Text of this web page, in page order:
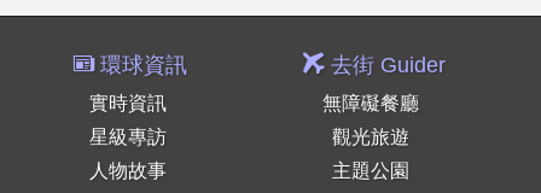
環球資訊
實時資訊
星級專訪
人物故事
去街 Guider
無障礙餐廳
觀光旅遊
主題公園